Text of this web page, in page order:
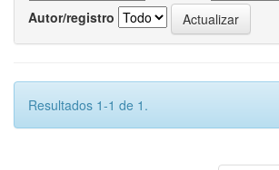
Autor/registro
Resultados 1-1 de 1.